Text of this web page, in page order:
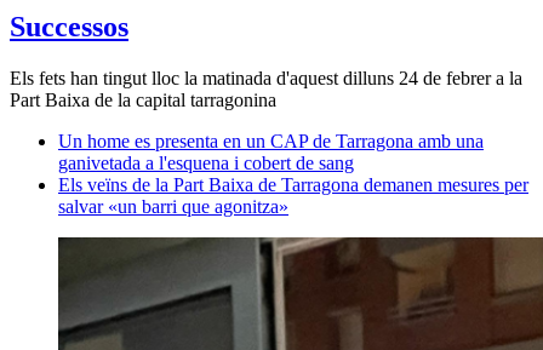
Successos
Els fets han tingut lloc la matinada d'aquest dilluns 24 de febrer a la
Part Baixa de la capital tarragonina
Un home es presenta en un CAP de Tarragona amb una
ganivetada a l'esquena i cobert de sang
Els veïns de la Part Baixa de Tarragona demanen mesures per
salvar «un barri que agonitza»